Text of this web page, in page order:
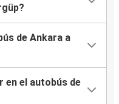
de Ankara a
en el autobús de